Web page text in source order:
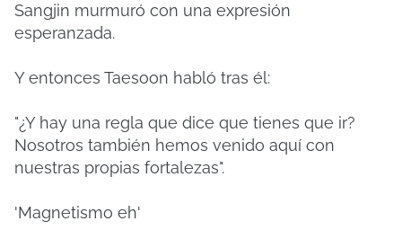
Sangjin murmuró con una expresión
esperanzada.
Y entonces Taesoon habló tras él:
"¿Y hay una regla que dice que tienes que ir?
Nosotros también hemos venido aquí con
nuestras propias fortalezas".
'Magnetismo eh'